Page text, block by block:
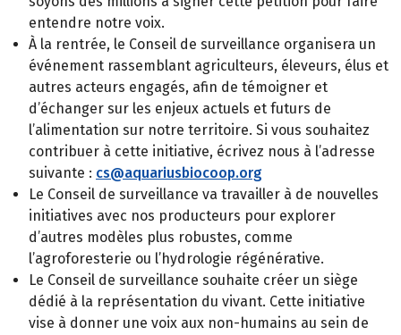
entendre notre voix.
À la rentrée, le Conseil de surveillance organisera un
événement rassemblant agriculteurs, éleveurs, élus et
autres acteurs engagés, afin de témoigner et
d’échanger sur les enjeux actuels et futurs de
l’alimentation sur notre territoire. Si vous souhaitez
contribuer à cette initiative, écrivez nous à l’adresse
suivante : cs@aquariusbiocoop.org
Le Conseil de surveillance va travailler à de nouvelles
initiatives avec nos producteurs pour explorer
d’autres modèles plus robustes, comme
l’agroforesterie ou l’hydrologie régénérative.
Le Conseil de surveillance souhaite créer un siège
dédié à la représentation du vivant. Cette initiative
vise à donner une voix aux non-humains au sein de